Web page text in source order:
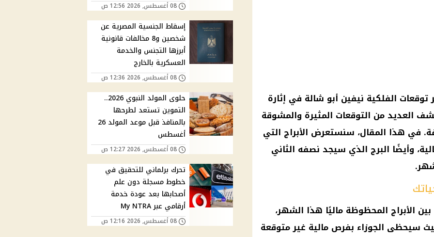
الفلكية نيفين أبو شالة في إثارة
العديد من التوقعات المثيرة والمشوقة
في هذا المقال، سنستعرض الأبراج التي
وأيضًا البرج الذي سيجد نصفه الثاني
الأبراج المحظوظة ماليًا هذا الشهر،
سيحظى الجوزاء بفرص مالية غير متوقعة
08 أغسطس, 2026 12:56 ص
إسقاط الجنسية المصرية عن
شخصين و8 مخالفات قانونية
أبرزها التجنس والخدمة
العسكرية بالخارج
08 أغسطس, 2026 12:36 ص
حلوى المولد النبوي 2026..
التموين تستعد لطرحها
بالمنافذ قبل موعد المولد 26
أغسطس
08 أغسطس, 2026 12:27 ص
تحرك برلماني للتحقيق في
خطوط مسجلة دون علم
أصحابها بعد عودة خدمة
أرقامي عبر My NTRA
08 أغسطس, 2026 12:16 ص